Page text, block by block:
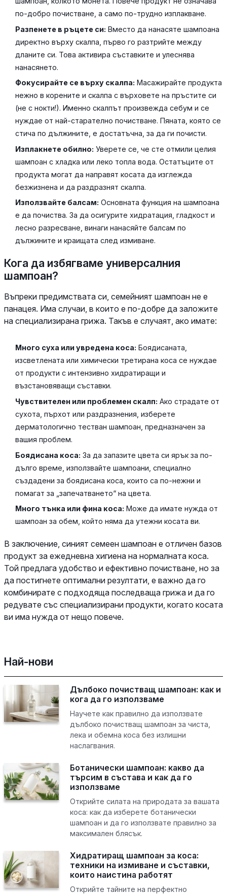
по-добро почистване, а само по-трудно изплакване.
Разпенете в ръцете си: Вместо да нанасяте шампоана
директно върху скалпа, първо го разтрийте между
дланите си. Това активира съставките и улеснява
нанасянето.
Фокусирайте се върху скалпа: Масажирайте продукта
нежно в корените и скалпа с върховете на пръстите си
(не с нокти!). Именно скалпът произвежда себум и се
нуждае от най-старателно почистване. Пяната, която се
стича по дължините, е достатъчна, за да ги почисти.
Изплакнете обилно: Уверете се, че сте отмили целия
шампоан с хладка или леко топла вода. Остатъците от
продукта могат да направят косата да изглежда
безжизнена и да раздразнят скалпа.
Използвайте балсам: Основната функция на шампоана
е да почиства. За да осигурите хидратация, гладкост и
лесно разресване, винаги нанасяйте балсам по
дължините и краищата след измиване.
Кога да избягваме универсалния
шампоан?
Въпреки предимствата си, семейният шампоан не е
панацея. Има случаи, в които е по-добре да заложите
на специализирана грижа. Такъв е случаят, ако имате:
Много суха или увредена коса: Боядисаната,
изсветлената или химически третирана коса се нуждае
от продукти с интензивно хидратиращи и
възстановяващи съставки.
Чувствителен или проблемен скалп: Ако страдате от
сухота, пърхот или раздразнения, изберете
дерматологично тестван шампоан, предназначен за
вашия проблем.
Боядисана коса: За да запазите цвета си ярък за по-
дълго време, използвайте шампоани, специално
създадени за боядисана коса, които са по-нежни и
помагат за „запечатването“ на цвета.
Много тънка или фина коса: Може да имате нужда от
шампоан за обем, който няма да утежни косата ви.
В заключение, синият семеен шампоан е отличен базов
продукт за ежедневна хигиена на нормалната коса.
Той предлага удобство и ефективно почистване, но за
да постигнете оптимални резултати, е важно да го
комбинирате с подходяща последваща грижа и да го
редувате със специализирани продукти, когато косата
ви има нужда от нещо повече.
Най-нови
Дълбоко почистващ шампоан: как и
кога да го използваме
Научете как правилно да използвате
дълбоко почистващ шампоан за чиста,
лека и обемна коса без излишни
наслагвания.
Ботанически шампоан: какво да
търсим в състава и как да го
използваме
Открийте силата на природата за вашата
коса: как да изберете ботанически
шампоан и да го използвате правилно за
максимален блясък.
Хидратиращ шампоан за коса:
техники на измиване и съставки,
които наистина работят
Открийте тайните на перфектно